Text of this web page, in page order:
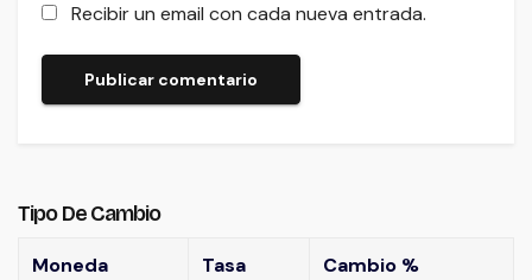
Recibir un email con cada nueva entrada.
Tipo De Cambio
Moneda Tasa
Cambio %